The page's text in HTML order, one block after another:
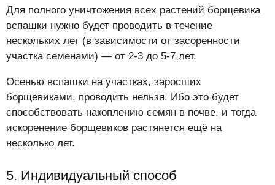
Для полного уничтожения всех растений борщевика
вспашки нужно будет проводить в течение
нескольких лет (в зависимости от засоренности
участка семенами) — от 2-3 до 5-7 лет.
Осенью вспашки на участках, заросших
борщевиками, проводить нельзя. Ибо это будет
способствовать накоплению семян в почве, и тогда
искоренение борщевиков растянется ещё на
несколько лет.
5. Индивидуальный способ